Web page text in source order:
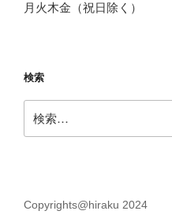
月火木金（祝日除く）
検索
索:
Copyrights@hiraku 2024